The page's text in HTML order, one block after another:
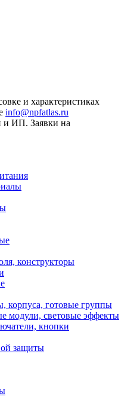
и характеристиках
info@npfatlas.ru
и ИП. Заявки на
конструкторы
корпуса, готовые группы
модули, световые эффекты
кнопки
защиты